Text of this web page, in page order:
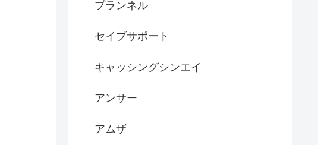
プランネル
セイブサポート
キャッシングシンエイ
アンサー
アムザ